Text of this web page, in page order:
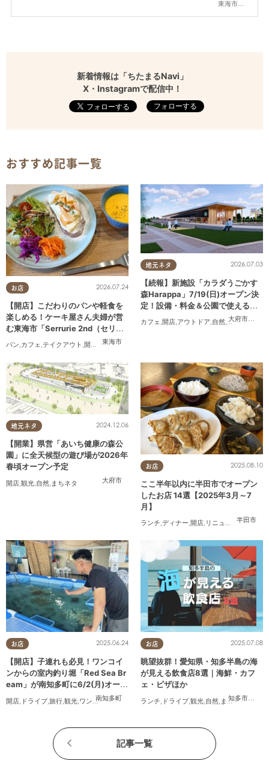
東海市,大府市,知多市,東浦町,阿久比町,半田市,常滑市,武豊町,美浜町,南知多町
新着情報は「ちたまるNavi」
X・Instagramで配信中！
フォローする
おすすめ記事一覧
お店
東海市
2026.07.24
【開店】こだわりのパンや軽食を
楽しめる！ケーキ屋さん夫婦が営
む東海市「Serrurie 2nd（セリュ
リエ セカンド）」6/29(月)テスト
オープン
パン,カフェ,テイクアウト ,開店 専門店,
地元ネタ
大府市東浦
2026.07.03
【続報】新施設「カラダうごかす
森Harappa」7/19(日)オープン決
定！設備・料金＆公園で使えるレ
ンタルアイテムも登場
カフェ,開店,アウトドア,自然,まちネタ,
地元ネタ
大府市
2024.12.06
【開業】県営「あいち健康の森公
園」に全天候型の遊び場が2026年
春頃オープン予定
開店,観光,自然, まちネタ
お店
半田市
2025.08.10
ここ半年以内に半田市でオープン
したお店 14選【2025年3月～7
月】
ランチ,ディナー,開店, リニューアル ,まとめ
お店
南知多町
2025.06.24
【開店】子連れも必見！ワンコイ
ンからの室内釣り堀「Red Sea Br
eam」が南知多町に6/2(月)オープ
ン
開店, ドライブ,旅行,観光,ワンコイン
お店
知多市常滑
2025.07.08
眺望抜群！愛知県・知多半島の海
が見える飲食店8選｜海鮮・カフ
ェ・ピザほか
ランチ, ドライブ,観光,自然, まちネタ 季節
記事一覧